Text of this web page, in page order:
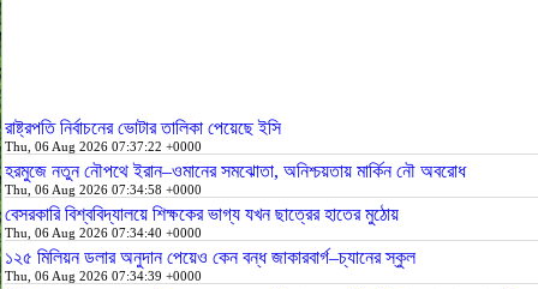
রাষ্ট্রপতি নির্বাচনের ভোটার তালিকা পেয়েছে ইসি
Thu, 06 Aug 2026 07:37:22 +0000
হরমুজে নতুন নৌপথে ইরান–ওমানের সমঝোতা, অনিশ্চয়তায় মার্কিন নৌ অবরোধ
Thu, 06 Aug 2026 07:34:58 +0000
বেসরকারি বিশ্ববিদ্যালয়ে শিক্ষকের ভাগ্য যখন ছাত্রের হাতের মুঠোয়
Thu, 06 Aug 2026 07:34:40 +0000
১২৫ মিলিয়ন ডলার অনুদান পেয়েও কেন বন্ধ জাকারবার্গ–চ্যানের স্কুল
Thu, 06 Aug 2026 07:34:39 +0000